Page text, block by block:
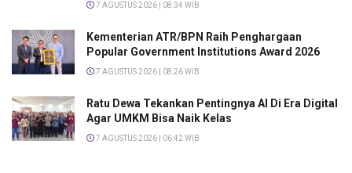
7 AGUSTUS 2026 | 08:34 WIB
Kementerian ATR/BPN Raih Penghargaan
Popular Government Institutions Award 2026
7 AGUSTUS 2026 | 08:26 WIB
Ratu Dewa Tekankan Pentingnya AI Di Era Digital
Agar UMKM Bisa Naik Kelas
7 AGUSTUS 2026 | 06:42 WIB